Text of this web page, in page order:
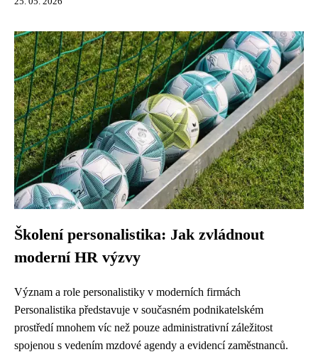
Školení personalistika: Jak zvládnout
moderní HR výzvy
Význam a role personalistiky v moderních firmách
Personalistika představuje v současném podnikatelském
prostředí mnohem víc než pouze administrativní záležitost
spojenou s vedením mzdové agendy a evidencí zaměstnanců.